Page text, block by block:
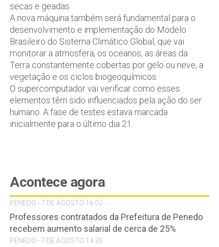
secas e geadas.
A nova máquina também será fundamental para o
desenvolvimento e implementação do Modelo
Brasileiro do Sistema Climático Global, que vai
monitorar a atmosfera, os oceanos, as áreas da
Terra constantemente cobertas por gelo ou neve, a
vegetação e os ciclos biogeoquímicos.
O supercomputador vai verificar como esses
elementos têm sido influenciados pela ação do ser
humano. A fase de testes estava marcada
inicialmente para o último dia 21.
Acontece agora
PENEDO - 7 DE AGOSTO 16:02
Professores contratados da Prefeitura de Penedo
recebem aumento salarial de cerca de 25%
PENEDO - 7 DE AGOSTO 14:30